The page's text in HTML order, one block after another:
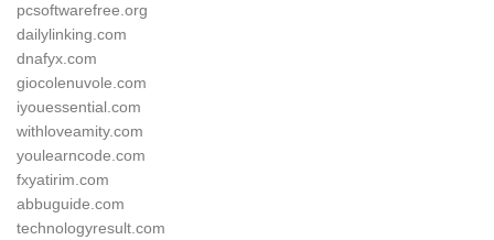
pcsoftwarefree.org
dailylinking.com
dnafyx.com
giocolenuvole.com
iyouessential.com
withloveamity.com
youlearncode.com
fxyatirim.com
abbuguide.com
technologyresult.com